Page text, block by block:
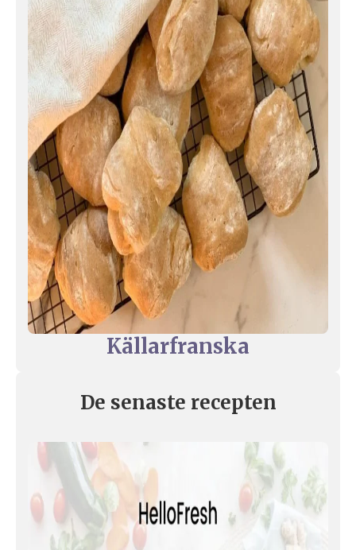
Källarfranska
De senaste recepten